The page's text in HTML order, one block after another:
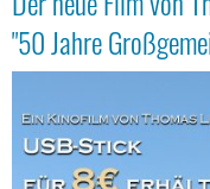
"50 Jahre